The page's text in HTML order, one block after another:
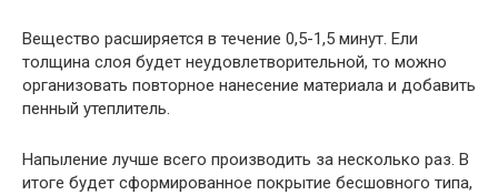
Вещество расширяется в течение 0,5-1,5 минут. Ели
толщина слоя будет неудовлетворительной, то можно
организовать повторное нанесение материала и добавить
пенный утеплитель.
Напыление лучше всего производить за несколько раз. В
итоге будет сформированное покрытие бесшовного типа,